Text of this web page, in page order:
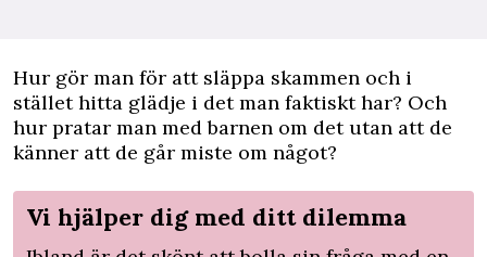
Hur gör man för att släppa skammen och i
stället hitta glädje i det man faktiskt har? Och
hur pratar man med barnen om det utan att de
känner att de går miste om något?
Vi hjälper dig med ditt dilemma